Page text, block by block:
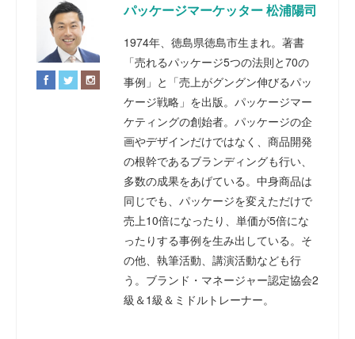
パッケージマーケッター 松浦陽司
1974年、徳島県徳島市生まれ。著書
「売れるパッケージ5つの法則と70の
事例」と「売上がグングン伸びるパッ
ケージ戦略」を出版。パッケージマー
ケティングの創始者。パッケージの企
画やデザインだけではなく、商品開発
の根幹であるブランディングも行い、
多数の成果をあげている。中身商品は
同じでも、パッケージを変えただけで
売上10倍になったり、単価が5倍にな
ったりする事例を生み出している。そ
の他、執筆活動、講演活動なども行
う。ブランド・マネージャー認定協会2
級＆1級＆ミドルトレーナー。